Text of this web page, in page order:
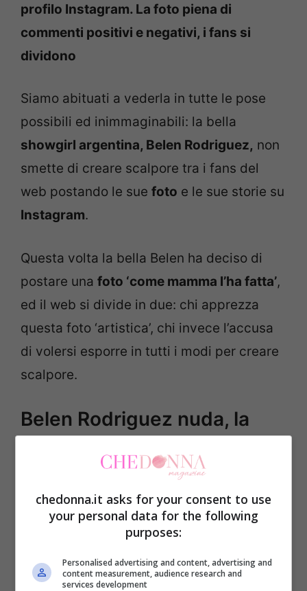
profilo Instagram. La foto piena di
commenti positivi e negativi, i fans si
dividono
Siamo abituati a vederla in tutte le pose
possibili ed inimmaginabili: la bella
showgirl argentina, Belen Rodriguez, non
smette di creare scalpore tra i fans del
web postando le sue foto e le sue storie su
Instagram.
Questa volta la bella Belen ha deciso di
postare una foto ‘come mamma l’ha fatta’,
ed il web si divide in due: chi apprezza
questa foto ‘artistica’, chi invece l’accusa
di volersi esporre in tutti i modi per creare
scalpore.
Belen Rodriguez nuda, la
Mentre la sua squadra del cuore,
l’Argentina, si sta sfidando con la Nigeria
nei mondiali, sperando in un miracolo per
autoscatto. Ecco la foto in questione: una
chedonna.it asks for your consent to use
your personal data for the following
purposes:
Personalised advertising and content, advertising and
content measurement, audience research and
services development